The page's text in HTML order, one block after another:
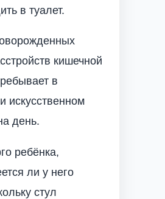
в туалет.
кишечной
в
искусственном
день.
ребёнка,
ли у него
стул